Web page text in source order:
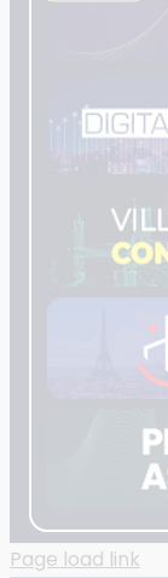
Page load link